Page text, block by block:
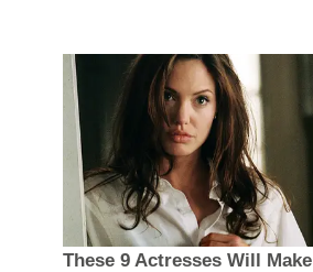
These 9 Actresses Will